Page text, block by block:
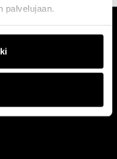
palvelujaan.